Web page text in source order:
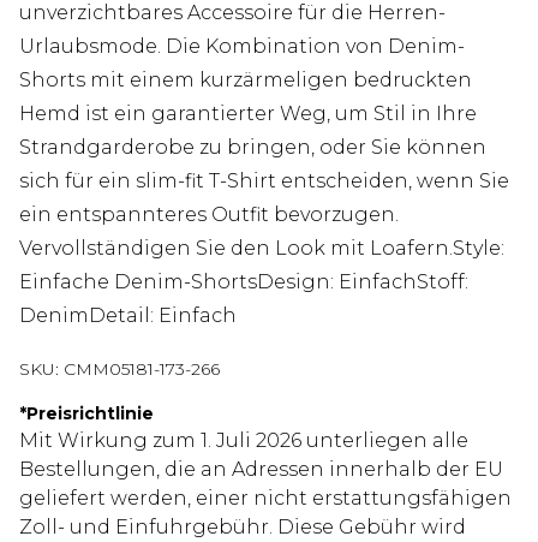
unverzichtbares Accessoire für die Herren-
Urlaubsmode. Die Kombination von Denim-
Shorts mit einem kurzärmeligen bedruckten
Hemd ist ein garantierter Weg, um Stil in Ihre
Strandgarderobe zu bringen, oder Sie können
sich für ein slim-fit T-Shirt entscheiden, wenn Sie
ein entspannteres Outfit bevorzugen.
Vervollständigen Sie den Look mit Loafern.Style:
Einfache Denim-ShortsDesign: EinfachStoff:
DenimDetail: Einfach
SKU: CMM05181-173-266
*Preisrichtlinie
Mit Wirkung zum 1. Juli 2026 unterliegen alle
Bestellungen, die an Adressen innerhalb der EU
geliefert werden, einer nicht erstattungsfähigen
Zoll- und Einfuhrgebühr. Diese Gebühr wird